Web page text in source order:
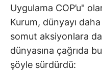
Uygulama COP’u"
Kurum, dünyayı
somut aksiyonlara
dünyasına çağrıda
şöyle sürdürdü: